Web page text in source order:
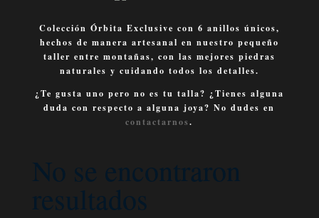
Colección Órbita Exclusive con 6 anillos únicos,
hechos de manera artesanal en nuestro pequeño
taller entre montañas, con las mejores piedras
naturales y cuidando todos los detalles.
¿Te gusta uno pero no es tu talla? ¿Tienes alguna
duda con respecto a alguna joya? No dudes en
contactarnos.
No se encontraron
resultados